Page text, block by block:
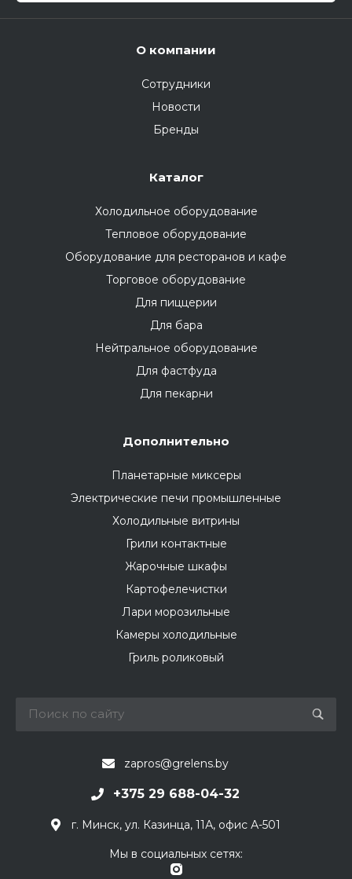
О компании
Сотрудники
Новости
Бренды
Каталог
Холодильное оборудование
Тепловое оборудование
Оборудование для ресторанов и кафе
Торговое оборудование
Для пиццерии
Для бара
Нейтральное оборудование
Для фастфуда
Для пекарни
Дополнительно
Планетарные миксеры
Электрические печи промышленные
Холодильные витрины
Грили контактные
Жарочные шкафы
Картофелечистки
Лари морозильные
Камеры холодильные
Гриль роликовый
zapros@grelens.by
+375 29 688-04-32
г. Минск, ул. Казинца, 11А, офис А-501
Мы в социальных сетях: